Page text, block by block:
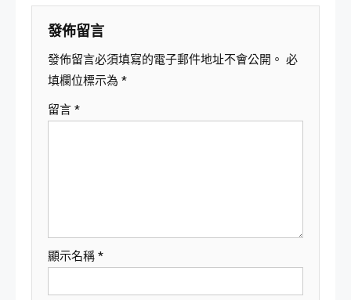
覽
發佈留言
發佈留言必須填寫的電子郵件地址不會公開。 必
填欄位標示為 *
留言 *
顯示名稱 *